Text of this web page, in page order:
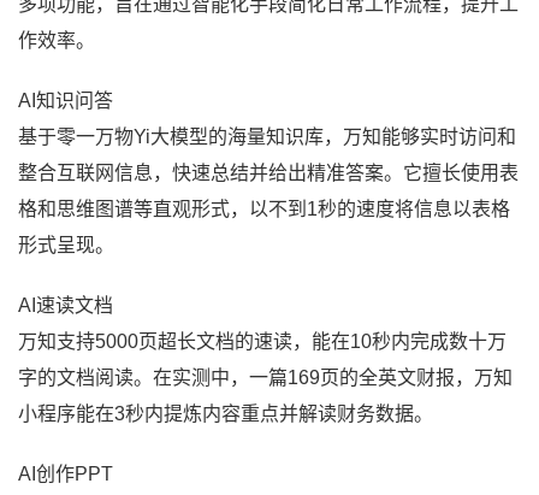
作效率。
AI知识问答
基于零一万物Yi大模型的海量知识库，万知能够实时访问和
整合互联网信息，快速总结并给出精准答案。它擅长使用表
格和思维图谱等直观形式，以不到1秒的速度将信息以表格
形式呈现。
AI速读文档
万知支持5000页超长文档的速读，能在10秒内完成数十万
字的文档阅读。在实测中，一篇169页的全英文财报，万知
小程序能在3秒内提炼内容重点并解读财务数据。
AI创作PPT